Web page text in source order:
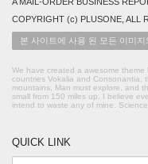
COPYRIGHT (c) PLUSONE, ALL
본 사이트에 사용 된 모든 이미
We have created a awesome
countries Vokalia and Consonantia,
mountains, Man must explore, and
small from 150 miles up. I believe
intend to waste any of mine.
QUICK LINK